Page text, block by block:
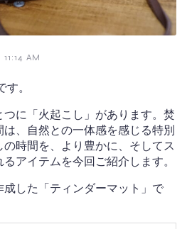
11:14 AM
。
に「火起こし」があります。焚
、自然との一体感を感じる特別
時間を、より豊かに、そしてス
アイテムを今回ご紹介します。
した「ティンダーマット」で